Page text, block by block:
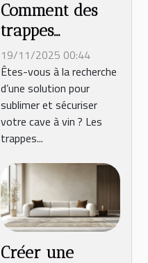
Comment des
trappes
personnalisées
transforment-
elles votre cave
à vin ?
19/11/2025 00:44
Êtes-vous à la recherche
d’une solution pour
sublimer et sécuriser
votre cave à vin ? Les
trappes...
Créer une